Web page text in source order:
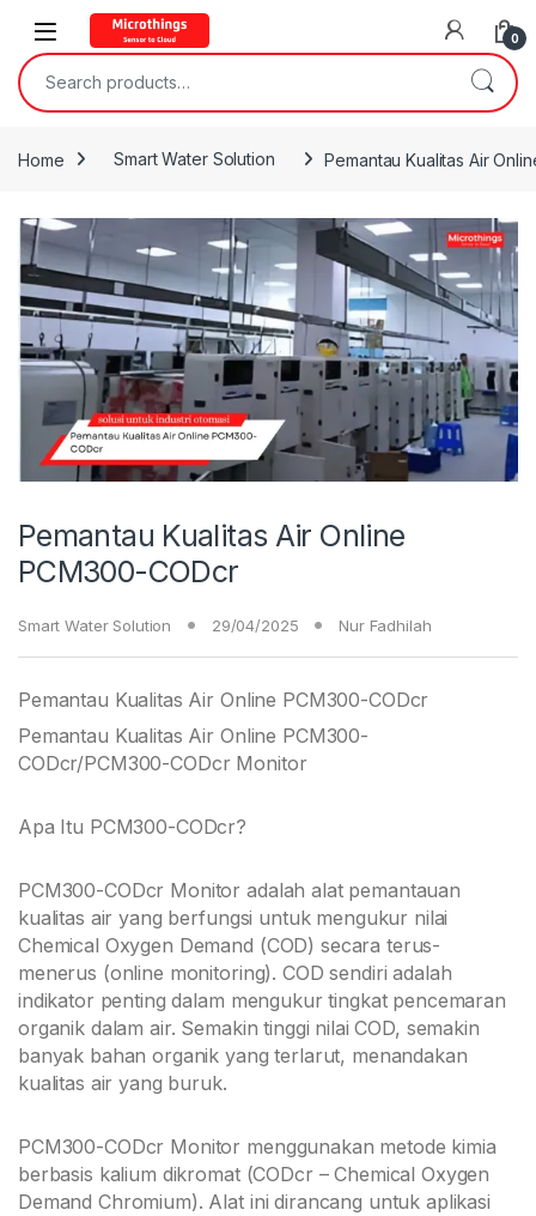
Open 0
Search for:
Home Smart Water Solution Pemantau Kualitas Air
Pemantau Kualitas Air Online
PCM300-CODcr
Smart Water Solution 29/04/2025 Nur Fadhilah
Pemantau Kualitas Air Online PCM300-CODcr
Pemantau Kualitas Air Online PCM300-
CODcr/PCM300-CODcr Monitor
Apa Itu PCM300-CODcr?
PCM300-CODcr Monitor adalah alat pemantauan
kualitas air yang berfungsi untuk mengukur nilai
Chemical Oxygen Demand (COD) secara terus-
menerus (online monitoring). COD sendiri adalah
indikator penting dalam mengukur tingkat pencemaran
organik dalam air. Semakin tinggi nilai COD, semakin
banyak bahan organik yang terlarut, menandakan
kualitas air yang buruk.
PCM300-CODcr Monitor menggunakan metode kimia
berbasis kalium dikromat (CODcr – Chemical Oxygen
Demand Chromium). Alat ini dirancang untuk aplikasi